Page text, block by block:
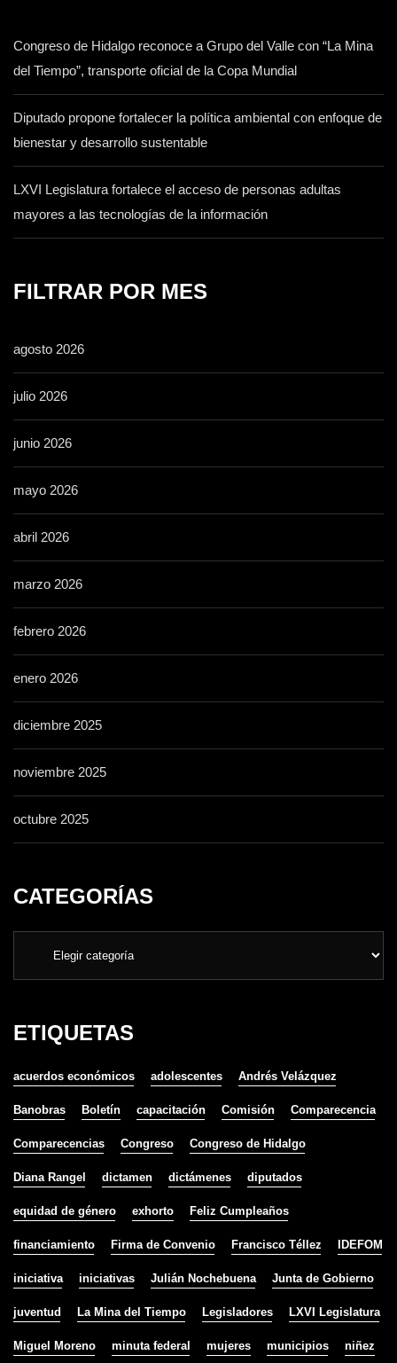
Congreso de Hidalgo reconoce a Grupo del Valle con “La Mina
del Tiempo”, transporte oficial de la Copa Mundial
Diputado propone fortalecer la política ambiental con enfoque de
bienestar y desarrollo sustentable
LXVI Legislatura fortalece el acceso de personas adultas
mayores a las tecnologías de la información
FILTRAR POR MES
agosto 2026
julio 2026
junio 2026
mayo 2026
abril 2026
marzo 2026
febrero 2026
enero 2026
diciembre 2025
noviembre 2025
octubre 2025
CATEGORÍAS
ETIQUETAS
acuerdos económicos adolescentes Andrés Velázquez
Banobras Boletín capacitación Comisión Comparecencia
Comparecencias Congreso Congreso de Hidalgo
Diana Rangel dictamen dictámenes diputados
equidad de género exhorto Feliz Cumpleaños
financiamiento Firma de Convenio Francisco Téllez IDEFOM
iniciativa iniciativas Julián Nochebuena Junta de Gobierno
juventud La Mina del Tiempo Legisladores LXVI Legislatura
Miguel Moreno minuta federal mujeres municipios niñez